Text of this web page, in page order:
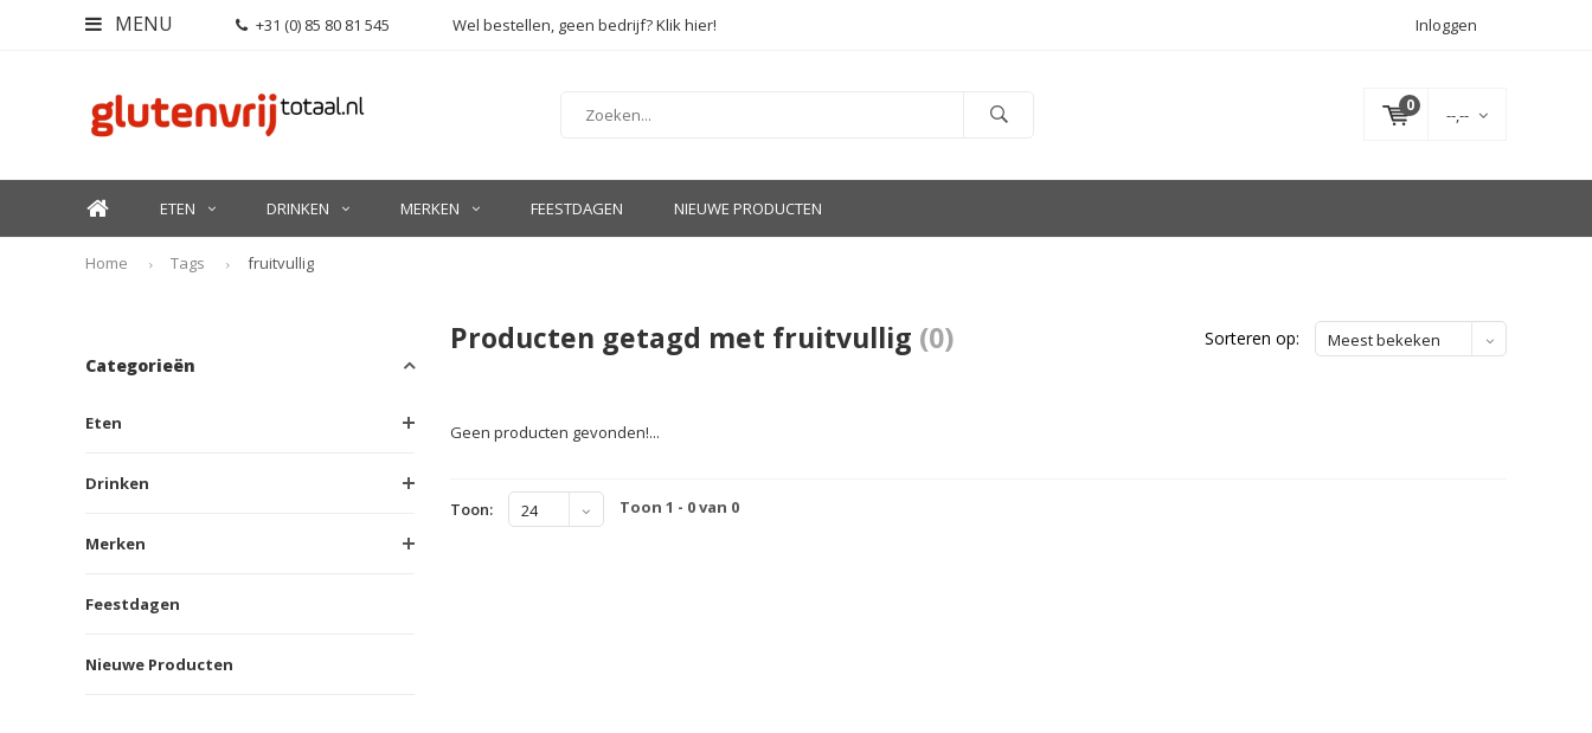
MENU +31 (0) 85 80 81 545 Wel bestellen, geen bedrijf? Klik hier! Inloggen
0 --,--
ETEN DRINKEN MERKEN FEESTDAGEN NIEUWE PRODUCTEN
Home Tags fruitvullig
Categorieën
Eten
Drinken
Merken
Feestdagen
Nieuwe Producten
Producten getagd met fruitvullig (0) Sorteren op: Meest bekeken
Geen producten gevonden!...
Toon: 24 Toon 1 - 0 van 0